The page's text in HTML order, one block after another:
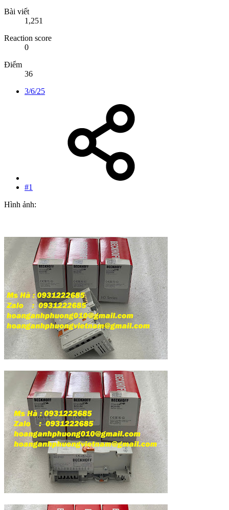
Bài viết
1,251
Reaction score
0
Điểm
36
3/6/25
#1
Hình ảnh: